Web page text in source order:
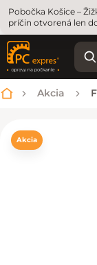
Pobočka Košice –
príčin otvorená len
Domov
Akcia
Akcia